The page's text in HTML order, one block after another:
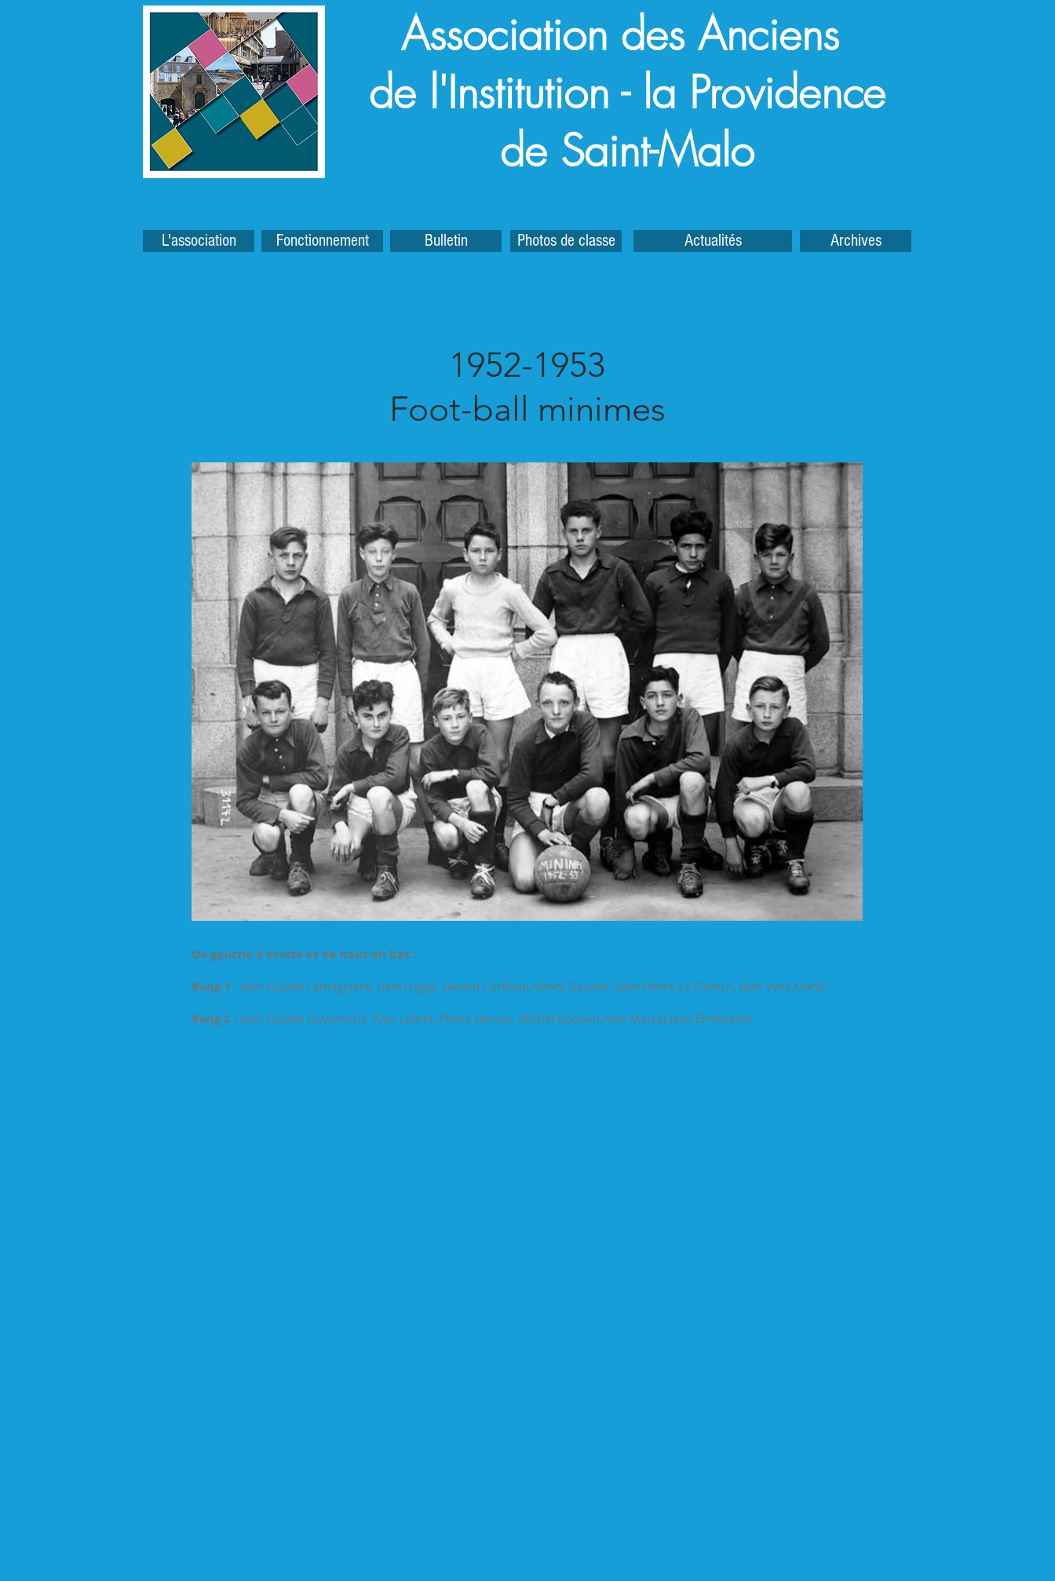
Association des Anciens
de l'Institution - la Providence
de Saint-Malo
L'association Fonctionnement Bulletin Photos de classe Actualités Archives
1952-1953
Foot-ball minimes
De gauche à droite et de haut en bas :
Rang 1 : Jean-Claude Lamagnière, Henri Jegat, Gérard Corduan,Henry Gasnier, Jean-Pierre Le Flohich, Jean-Yves Mahé
Rang 2 : Jean-Claude Guyomard, Yves Lebret, Pierre Jamots, Michel Boquen,Yves Marcel,Jean Ermessent